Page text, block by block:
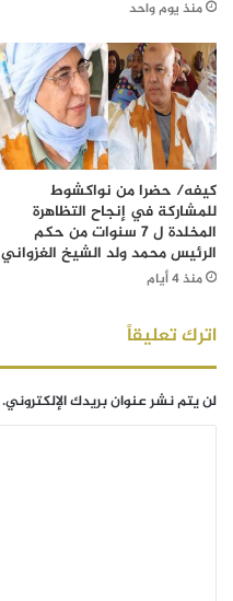
منذ يوم واحد
كيفه/ حضرا من نواكشوط
للمشاركة في إنجاح التظاهرة
المخلدة ل 7 سنوات من حكم
الرئيس محمد ولد الشيخ الغزواني
منذ 4 أيام
اترك تعليقاً
لن يتم نشر عنوان بريدك الإلكتروني.